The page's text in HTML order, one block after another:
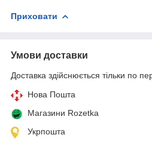
Приховати
Умови доставки
Доставка здійснюється тільки по
Нова Пошта
Магазини Rozetka
Укрпошта